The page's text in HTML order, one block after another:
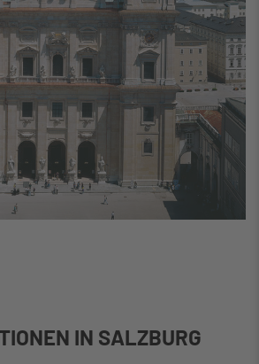
IN SALZBURG